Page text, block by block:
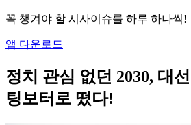
꼭 챙겨야 할 시사이슈를 하루 하나씩!
앱 다운로드
정치 관심 없던 2030, 대
팅보터로 떴다!